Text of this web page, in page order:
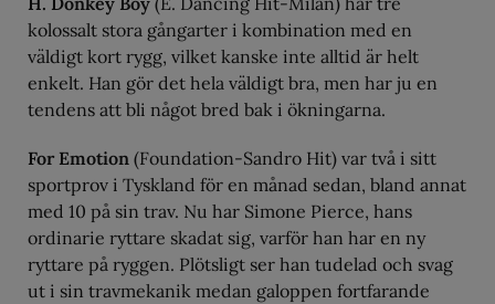
kolossalt stora gångarter i kombination med en
väldigt kort rygg, vilket kanske inte alltid är helt
enkelt. Han gör det hela väldigt bra, men har ju en
tendens att bli något bred bak i ökningarna.
For Emotion (Foundation-Sandro Hit) var två i sitt
sportprov i Tyskland för en månad sedan, bland annat
med 10 på sin trav. Nu har Simone Pierce, hans
ordinarie ryttare skadat sig, varför han har en ny
ryttare på ryggen. Plötsligt ser han tudelad och svag
ut i sin travmekanik medan galoppen fortfarande